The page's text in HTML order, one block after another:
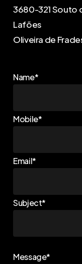
3680-321 Souto
Lafões
Oliveira de
Name*
Mobile*
Email*
Subject*
Message*